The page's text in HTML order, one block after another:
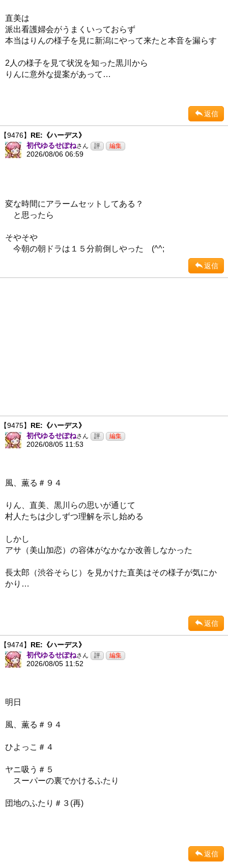
直美は
派出看護婦会がうまくいっておらず
本当はりんの様子を見に新潟にやって来たと本音を漏らす
2人の様子を見て状況を知った黒川から
りんに意外な提案があって…
返信
【9476】 RE:《ハーデス》
初代ゆるせぽねさん
2026/08/06 06:59
変な時間にアラームセットしてある？
と思ったら
そやそや
今朝の朝ドラは１５分前倒しやった (^^;
返信
【9475】 RE:《ハーデス》
初代ゆるせぽねさん
2026/08/05 11:53
風、薫る＃９４
りん、直美、黒川らの思いが通じて
村人たちは少しずつ理解を示し始める
しかし
アサ（美山加恋）の容体がなかなか改善しなかった
長太郎（渋谷そらじ）を見かけた直美はその様子が気にか
かり…
返信
【9474】 RE:《ハーデス》
初代ゆるせぽねさん
2026/08/05 11:52
明日
風、薫る＃９４
ひよっこ＃４
ヤニ吸う＃５
スーパーの裏でかけるふたり
団地のふたり＃３(再)
返信